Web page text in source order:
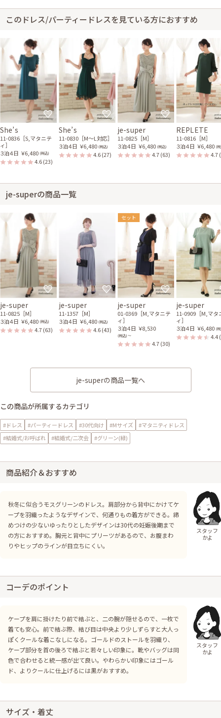
このドレス/パーティードレスを見ている方におすすめ
She’s
11-0836［S,マタニテ
ィ］
３泊４日 ￥6,480 (税込)
4.6(23)
She’s
11-0830［M〜L対応］
３泊４日 ￥6,480 (税込)
4.6(27)
je-super
11-0825［M］
３泊４日 ￥6,480 (税込)
4.7(63)
REPLETE
11-0816［M］
３泊４日 ￥6,480 (
4.7
je-superの商品一覧
je-super
11-0825［M］
３泊４日 ￥6,480 (税込)
4.7(63)
je-super
11-1357［M］
３泊４日 ￥6,480 (税込)
4.6(43)
セット
je-super
01-0369［M,マタニテ
ィ］
３泊４日 ￥8,530
(税込) 〜
4.7(30)
je-super
11-0909［M,マタ
ィ］
３泊４日 ￥6,480 (
4.4
je-superの商品一覧へ
この商品が所属するカテゴリ
#ドレス #パーティードレス #30代向け #Mサイズ
#マタニティドレス
#結婚式/お呼ばれ
#結婚式/二次会 #グリーン(緑)
商品紹介＆おすすめ
秋冬に似合うモスグリーンのドレス。肩部分から背中にかけてケ
ープを羽織ったようなデザインで、何通りもの着方ができる。締
めつけの少ないゆったりとしたデザインは30代の妊娠後期まで
の方におすすめ。胸元と背中にプリーツがあるので、お腹まわ
りやヒップのラインが目立ちにくい。
スタッフ
かよ
コーデのポイント
ケープを肩に掛けたり前で結ぶと、二の腕が隠せるので、一枚で
着ても安心。前で結ぶ際、結び目は中央より少しずらすと大人っ
ぽくクールな着こなしになる。ゴールドのストールを羽織り、
ケープ部分を首の後ろで結ぶと若々しい印象に。靴やバッグは同
色で合わせると統一感が出て良い。やわらかい印象にはゴール
ド、よりクールに仕上げるには黒がおすすめ。
スタッフ
かよ
サイズ・着丈